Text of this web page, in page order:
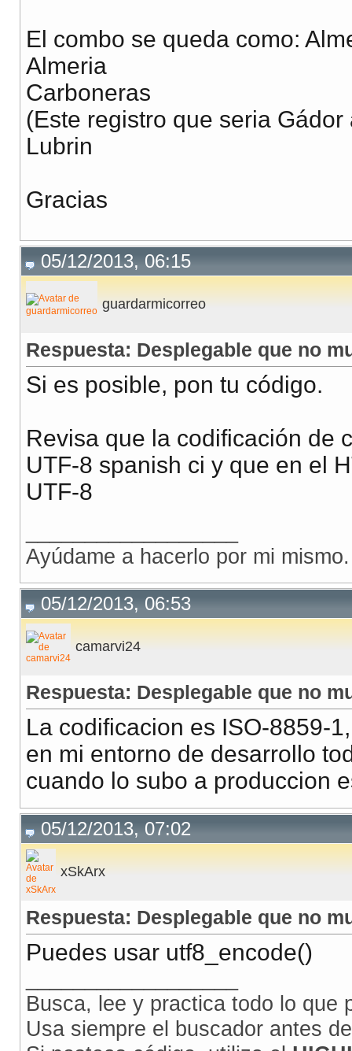
El combo se queda como:
Almeria
Carboneras
(Este registro que seria
Lubrin
Gracias
05/12/2013, 06:15
guardarmicorreo
Respuesta: Desplegable que no
Si es posible, pon tu código.
Revisa que la codificación de
UTF-8 spanish ci y que en el
UTF-8
Ayúdame a hacerlo por mi mismo.
05/12/2013, 06:53
camarvi24
Respuesta: Desplegable que no
La codificacion es ISO-8859-
en mi entorno de desarrollo
cuando lo subo a produccion
05/12/2013, 07:02
xSkArx
Respuesta: Desplegable que no
Puedes usar utf8_encode()
Busca, lee y practica todo lo que
Usa siempre el buscador antes